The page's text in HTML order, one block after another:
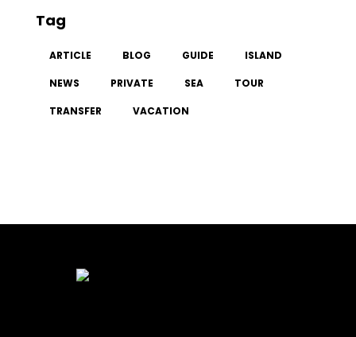
Tag
ARTICLE BLOG GUIDE ISLAND
NEWS PRIVATE SEA TOUR
TRANSFER VACATION